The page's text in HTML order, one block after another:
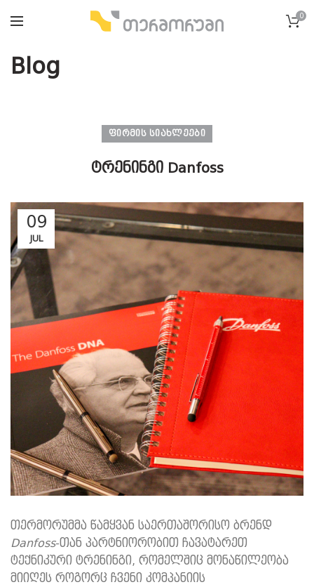
0
Blog
ᲤᲘᲠᲛᲘᲡ ᲡᲘᲐᲮᲚᲔᲔᲑᲘ
ტრენინგი Danfoss
09
JUL
თერმორუმმა წამყვან საერთაშორისო ბრენდ
Danfoss-თან პარტნიორობით ჩავატარეთ
ტექნიკური ტრენინგი, რომელშიც მონაწილეობა
მიიღეს როგორც ჩვენი კომპანიის